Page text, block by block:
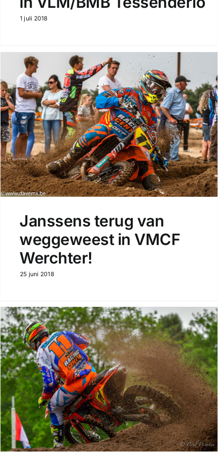
1 juli 2018
Janssens terug van
weggeweest in VMCF
Werchter!
25 juni 2018